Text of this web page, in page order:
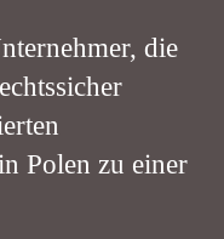
die
Polen zu einer